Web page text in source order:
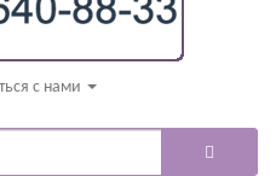
с нами